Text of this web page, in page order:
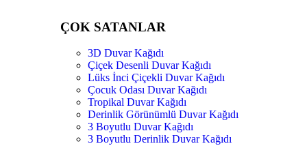
ÇOK SATANLAR
3D Duvar Kağıdı
Çiçek Desenli Duvar Kağıdı
Lüks İnci Çiçekli Duvar Kağıdı
Çocuk Odası Duvar Kağıdı
Tropikal Duvar Kağıdı
Derinlik Görünümlü Duvar Kağıdı
3 Boyutlu Duvar Kağıdı
3 Boyutlu Derinlik Duvar Kağıdı